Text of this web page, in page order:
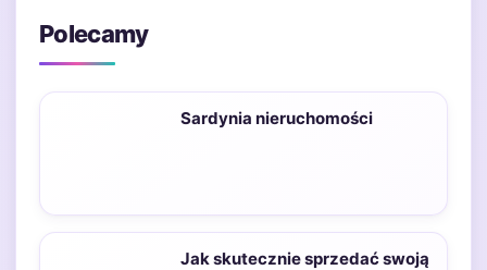
Polecamy
Sardynia nieruchomości
Jak skutecznie sprzedać swoją